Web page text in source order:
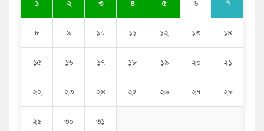
১ ২ ৩ ৪ ৫ ৬ ৭
৮ ৯ ১০ ১১ ১২ ১৩ ১৪
১৫ ১৬ ১৭ ১৮ ১৯ ২০ ২১
২২ ২৩ ২৪ ২৫ ২৬ ২৭ ২৮
২৯ ৩০ ৩১